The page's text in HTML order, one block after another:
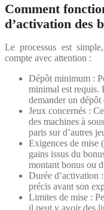
Comment
d’activation des
Le processus est
compte avec attention :
Dépôt minimum :
minimal est requis.
demander un
Jeux concernés :
des machines à
paris sur d’autres
Exigences de mise
gains issus du
montant bonus ou
Durée d’activation
précis avant son
Limites de mise :
il peut y avoir des